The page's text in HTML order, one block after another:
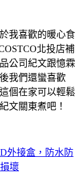
我喜歡的暖心食
北投店補
公司紀文跟憶霖
我們還蠻喜歡
個在家可以輕鬆
文關東煮吧！
外接盒，防水防
壞